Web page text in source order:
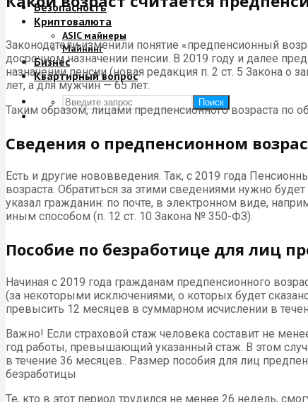
Безопасность
Криптовалюта
ASIC майнеры
Майнинг
Бизнес
Квартирный вопрос
Поиск
Законодатели изменили понятие «предпенсионный
досрочном назначении пенсии. В 2019 году и далее
назначении пенсии (новая редакция п. 2 ст. 5 Закона о
лет, а для мужчин — 65 лет.
Таким образом, лицами предпенсионного возраста по
Сведения о предпенсионном
Есть и другие нововведения. Так, с 2019 года
возраста. Обратиться за этими сведениями нужно
указал гражданин: по почте, в электронном виде,
иным способом (п. 12 ст. 10 Закона № 350-ФЗ).
Пособие по безработице для лиц
Начиная с 2019 года гражданам предпенсионного
(за некоторыми исключениями, о которых будет
превысить 12 месяцев в суммарном исчислении в
Важно! Если страховой стаж человека составит не
год работы, превышающий указанный стаж. В этом
в течение 36 месяцев.. Размер пособия для лиц
безработицы
Те, кто в этот период трудился не менее 26 недель,